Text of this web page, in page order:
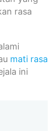
rasa
mati rasa
ini